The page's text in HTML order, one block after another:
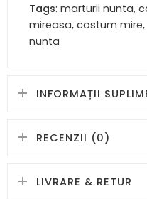
Tags: marturii nunta,
mireasa, costum
nunta
INFORMAȚII
RECENZII (0)
LIVRARE & RETUR